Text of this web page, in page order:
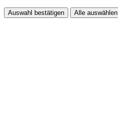
Auswahl bestätigen Alle auswählen